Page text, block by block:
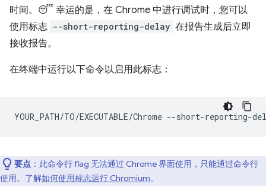
时间。😴 幸运的是，在 Chrome 中进行调试时，您可以
使用标志 --short-reporting-delay 在报告生成后立即
接收报告。
在终端中运行以下命令以启用此标志：
YOUR_PATH/TO/EXECUTABLE/Chrome
要点 ：此命令行 flag 无法通过 Chrome 界面使用，只能通过命令行
使用。了解如何使用标志运行 Chromium。